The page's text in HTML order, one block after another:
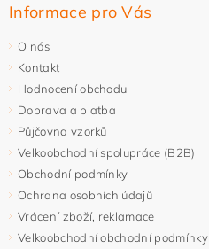
Informace pro Vás
O nás
Kontakt
Hodnocení obchodu
Doprava a platba
Půjčovna vzorků
Velkoobchodní spolupráce (B2B)
Obchodní podmínky
Ochrana osobních údajů
Vrácení zboží, reklamace
Velkoobchodní obchodní podmínky